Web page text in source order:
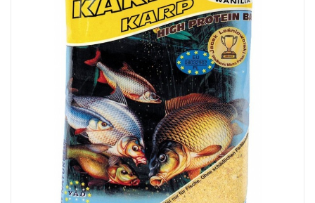
směsi s hrubou strukturou. Naopak po přidání
hrubšího partiklu si lze s touto směsí také
fantasticky zachytat větší ryby v teplých letních